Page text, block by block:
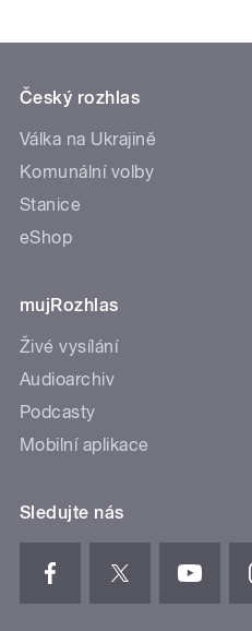
Český rozhlas
Válka na Ukrajině
Komunální volby
Stanice
eShop
mujRozhlas
Živé vysílání
Audioarchiv
Podcasty
Mobilní aplikace
Sledujte nás